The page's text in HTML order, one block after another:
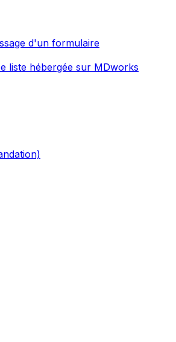
d'un formulaire
liste hébergée sur MDworks